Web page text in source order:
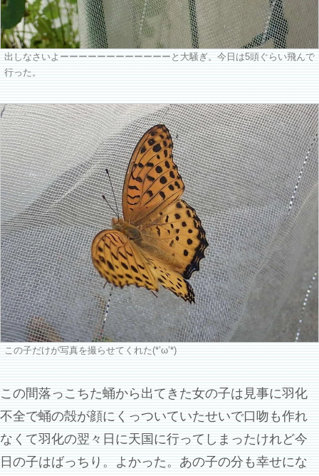
出しなさいよーーーーーーーーーーーーと大騒ぎ。今日は5頭ぐらい飛んで
行った。
この子だけが写真を撮らせてくれた(*’ω’*)
この間落っこちた蛹から出てきた女の子は見事に羽化
不全で蛹の殻が顔にくっついていたせいで口吻も作れ
なくて羽化の翌々日に天国に行ってしまったけれど今
日の子はばっちり。よかった。あの子の分も幸せにな